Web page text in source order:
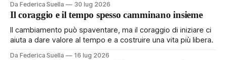
Da Federica Suella 30 lug 2026
Il coraggio e il tempo spesso camminano insieme
Il cambiamento può spaventare, ma il coraggio di iniziare ci
aiuta a dare valore al tempo e a costruire una vita più libera.
Da Federica Suella 16 lug 2026